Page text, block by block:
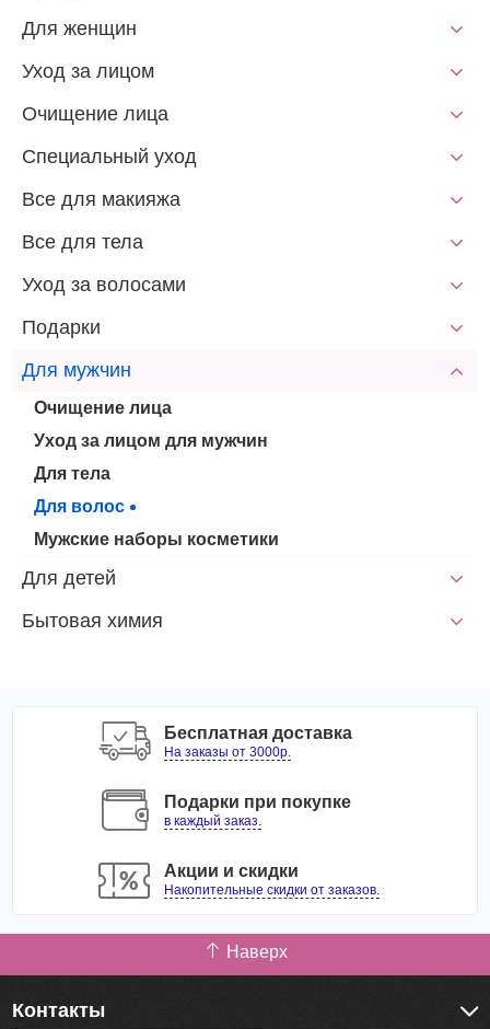
Для женщин
Уход за лицом
Очищение лица
Специальный уход
Все для макияжа
Все для тела
Уход за волосами
Подарки
Для мужчин
Очищение лица
Уход за лицом для мужчин
Для тела
Для волос
Мужские наборы косметики
Для детей
Бытовая химия
Бесплатная доставка
На заказы от 3000р.
Подарки при покупке
в каждый заказ.
Акции и скидки
Накопительные скидки от заказов.
Наверх
Контакты